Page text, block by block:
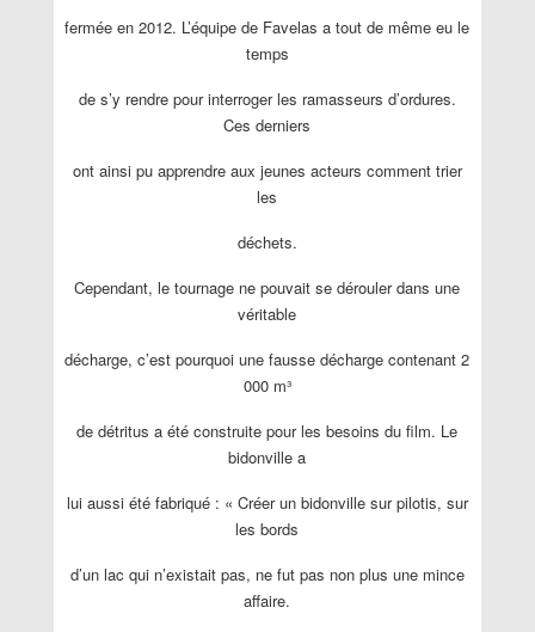
fermée en 2012. L’équipe de Favelas a tout de même eu le
temps
de s’y rendre pour interroger les ramasseurs d’ordures.
Ces derniers
ont ainsi pu apprendre aux jeunes acteurs comment trier
les
déchets.
Cependant, le tournage ne pouvait se dérouler dans une
véritable
décharge, c’est pourquoi une fausse décharge contenant 2
000 m³
de détritus a été construite pour les besoins du film. Le
bidonville a
lui aussi été fabriqué : « Créer un bidonville sur pilotis, sur
les bords
d’un lac qui n’existait pas, ne fut pas non plus une mince
affaire.